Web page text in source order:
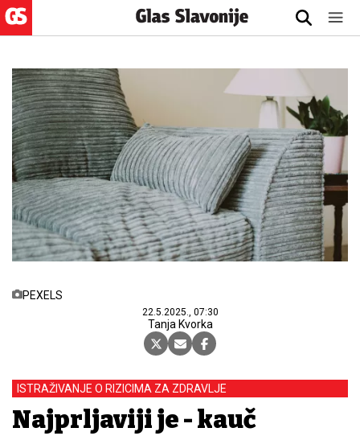
PEXELS
22.5.2025., 07:30
Tanja Kvorka
ISTRAŽIVANJE O RIZICIMA ZA ZDRAVLJE
Najprljaviji je - kauč